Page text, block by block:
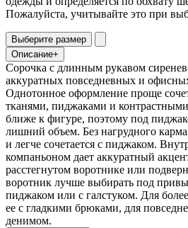
Пожалуйста, учитывайте это при
Выберите размер
Описание+
Сорочка с длинным рукавом
аккуратных повседневных и
Однотонное оформление проще
тканями, пиджаками и
ближе к фигуре, поэтому под
лишний объем. Без нагрудного
и легче сочетается с пиджаком.
компаньоном дает аккуратный
расстегнутом воротнике или
воротник лучше выбирать под
пиджаком или с галстуком. Для
ее с гладкими брюками, для
денимом.